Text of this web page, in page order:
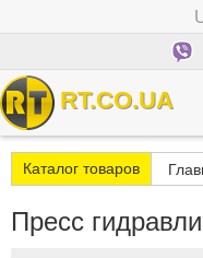
RT.CO.UA
Каталог товаров
Пресс